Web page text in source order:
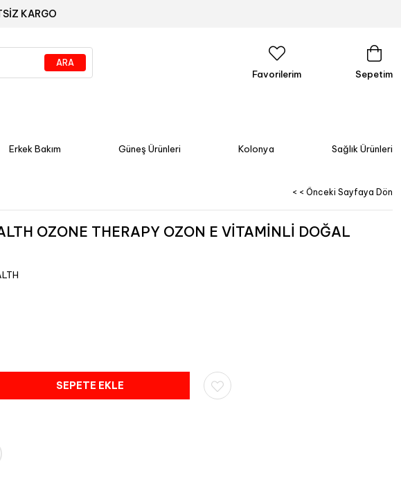
KARGO
Sepetim
Favorilerim
Erkek Bakım Güneş Ürünleri Kolonya Sağlık Ürünleri
< < Önceki Sayfaya Dön
OZONE THERAPY OZON E VİTAMİNLİ DOĞAL